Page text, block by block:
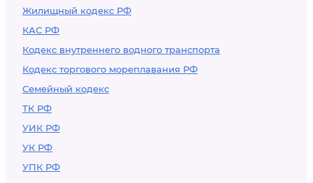
Жилищный кодекс РФ
КАС РФ
Кодекс внутреннего водного транспорта
Кодекс торгового мореплавания РФ
Семейный кодекс
ТК РФ
УИК РФ
УК РФ
УПК РФ